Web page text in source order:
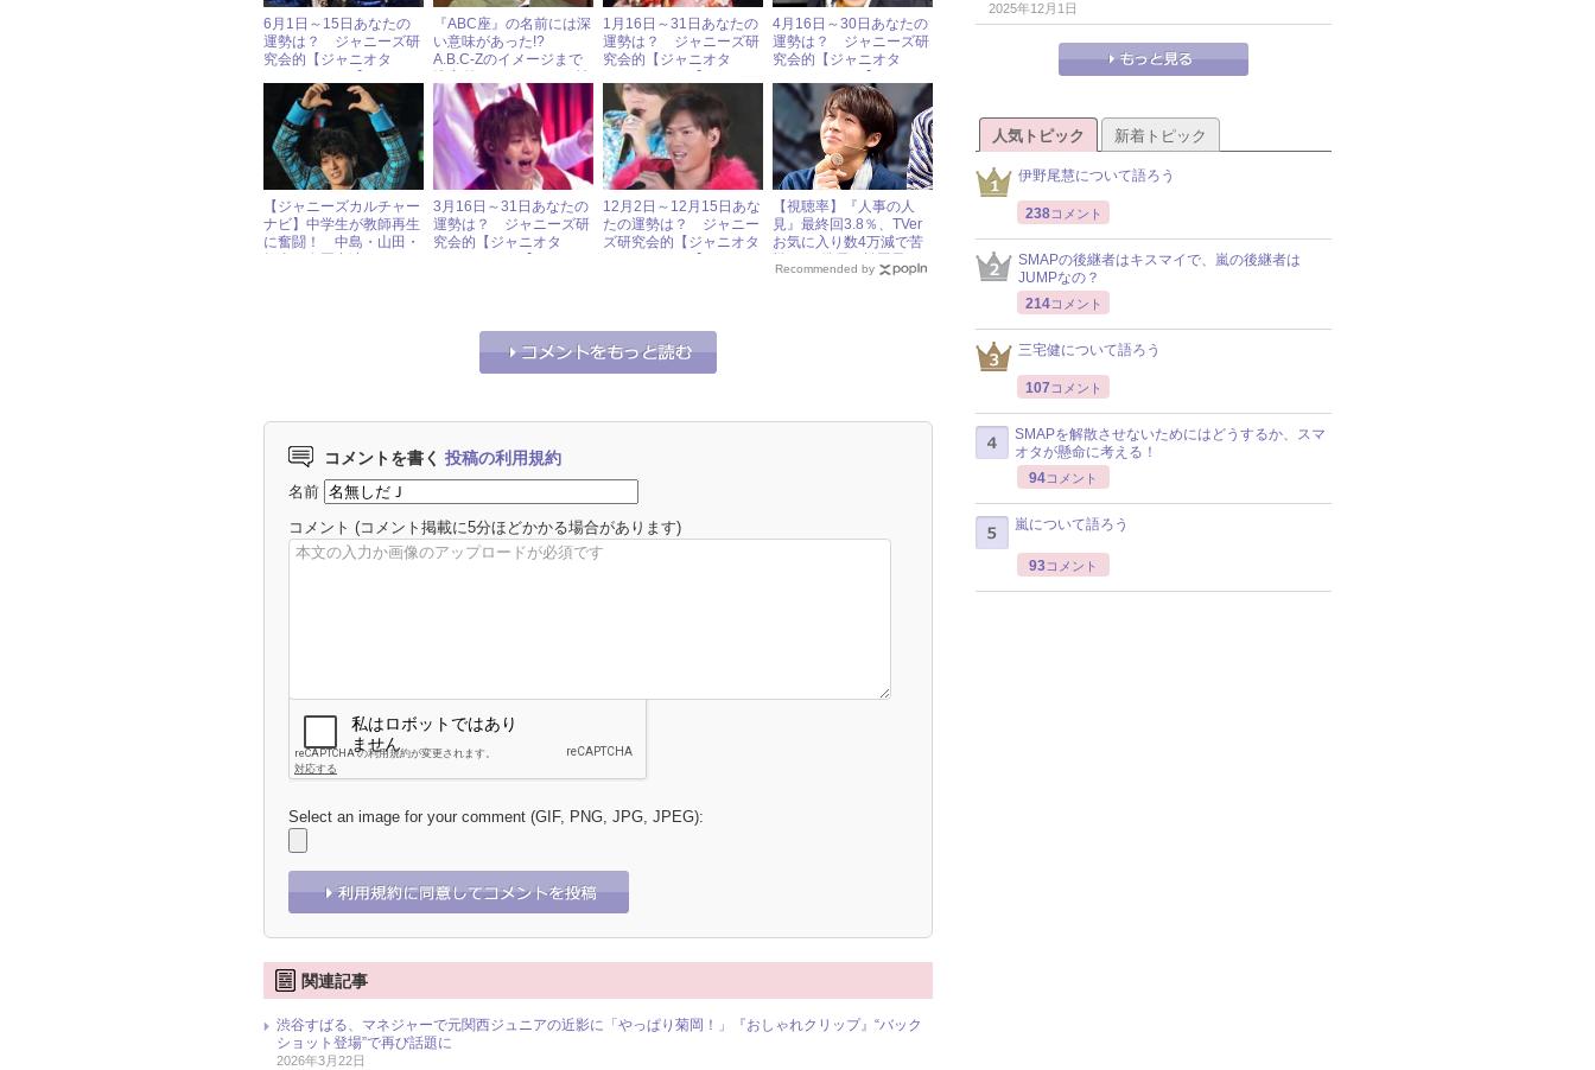
6月1日～15日あなたの
運勢は？ ジャニーズ研
究会的【ジャニオタ
『ABC座』の名前には深
い意味があった!?
A.B.C-Zのイメージまで
長の“発想力”
1月16日～31日あなたの
運勢は？ ジャニーズ研
究会的【ジャニオタ
4月16日～30日あなたの
運勢は？ ジャニーズ研
究会的【ジャニオタ
【ジャニーズカルチャー
ナビ】中学生が教師再生
に奮闘！ 中島・山田・
3月16日～31日あなたの
運勢は？ ジャニーズ研
究会的【ジャニオタ
12月2日～12月15日あな
たの運勢は？ ジャニー
ズ研究会的【ジャニオタ
【視聴率】『人事の人
見』最終回3.8％、TVer
お気に入り数4万減で苦
太”の評判は？ « ジャニ
Recommended by
コメントを書く 投稿の利用規約
名前
コメント (コメント掲載に5分ほどかかる場合があります)
Select an image for your comment (GIF, PNG, JPG, JPEG):
関連記事
渋谷すばる、マネジャーで元関西ジュニアの近影に「やっぱり菊岡！」『おしゃれクリップ』“バック
ショット登場”で再び話題に
2026年3月22日
2025年12月1日
人気トピック 新着トピック
伊野尾慧について語ろう
238コメント
SMAPの後継者はキスマイで、嵐の後継者は
JUMPなの？
214コメント
三宅健について語ろう
107 コメント
SMAPを解散させないためにはどうするか、スマ
オタが懸命に考える！
94コメント
嵐について語ろう
93コメント